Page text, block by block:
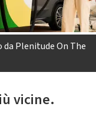
Plenitude On The
vicine.